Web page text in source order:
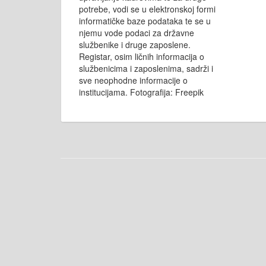
potrebe, vodi se u elektronskoj formi
informatičke baze podataka te se u
njemu vode podaci za državne
službenike i druge zaposlene.
Registar, osim ličnih informacija o
službenicima i zaposlenima, sadrži i
sve neophodne informacije o
institucijama. Fotografija: Freepik